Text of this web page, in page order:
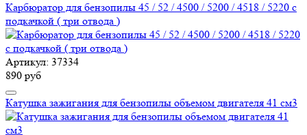
Карбюратор для бензопилы 45 / 52 / 4500 / 5200 / 4518 / 5220 с
подкачкой ( три отвода )
Артикул: 37334
890 руб
Катушка зажигания для бензопилы объемом двигателя 41 см3